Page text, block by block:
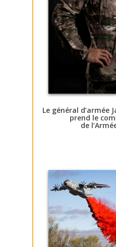
Le général d’armée
prend le
de